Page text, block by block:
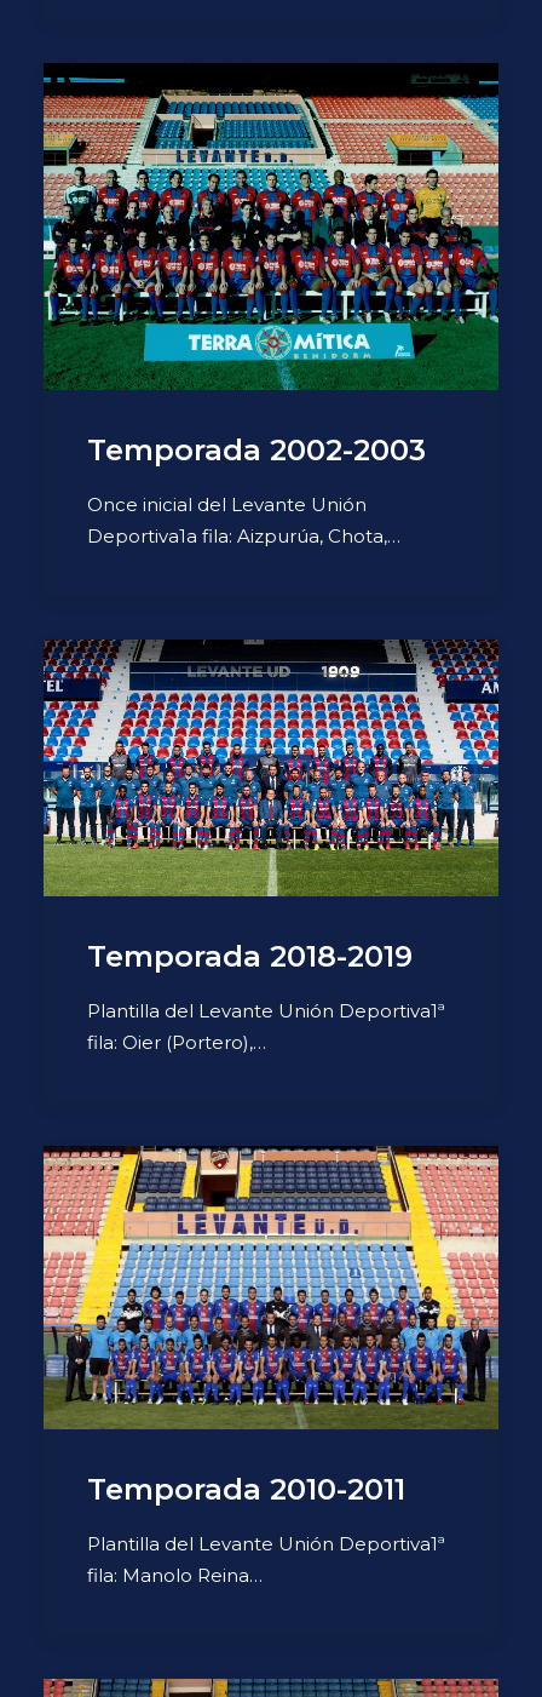
Temporada 2002-2003
Once inicial del Levante Unión
Deportiva1a fila: Aizpurúa, Chota,…
Temporada 2018-2019
Plantilla del Levante Unión Deportiva1ª
fila: Oier (Portero),…
Temporada 2010-2011
Plantilla del Levante Unión Deportiva1ª
fila: Manolo Reina…